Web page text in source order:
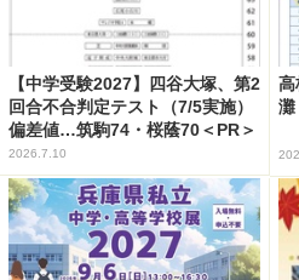
【中学受験2027】四谷大塚、第2
回合不合判定テスト（7/5実施）
偏差値…筑駒74・桜蔭70＜PR＞
2026.7.10
高
灘